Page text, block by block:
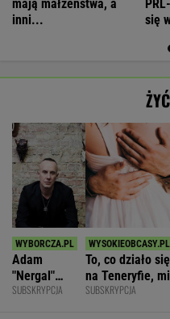
mają małżeństwa, a
inni...
się
Adam
"Nergal"
Darski: Ja
SUBSKRYPCJA
To, co działo się
na Teneryfie, mi
się należało. Nie
SUBSKRYPCJA